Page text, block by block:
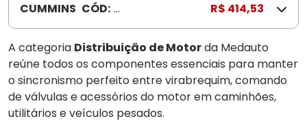
2
9
CUMMINS CÓD: 5
3
0
6
3
4
9
R$ 414,53
A categoria Distribuição de Motorda Medauto
reúne todos os componentes essenciais para manter
o sincronismo perfeito entre virabrequim, comando
de válvulas e acessórios do motor em caminhões,
utilitários e veículos pesados.